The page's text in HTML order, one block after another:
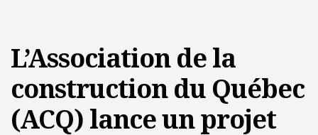
L’Association de la
construction du Québec
(ACQ) lance un projet